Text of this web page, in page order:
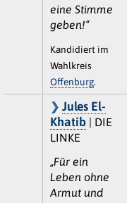
eine Stimme
geben!“
Kandidiert im
Wahlkreis
Offenburg.
Jules El-
Khatib| DIE
LINKE
„Für ein
Leben ohne
Armut und